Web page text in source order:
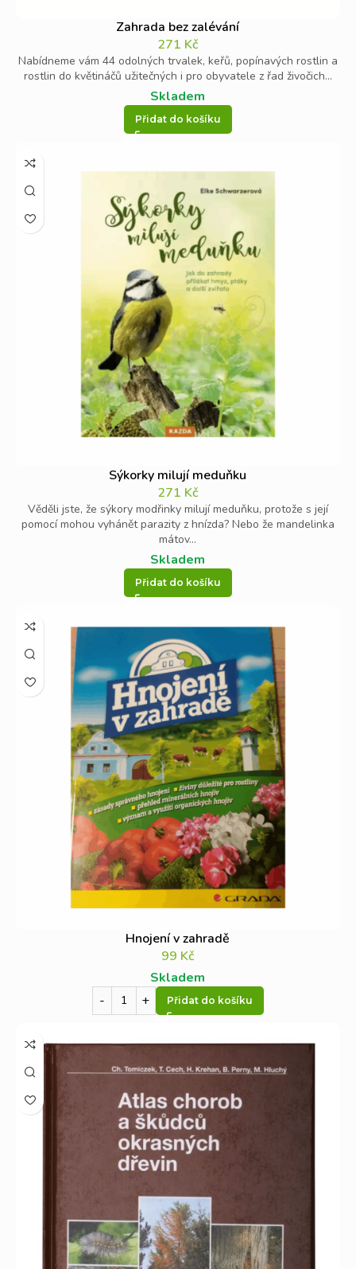
Zahrada bez zalévání
271 Kč
Nabídneme vám 44 odolných trvalek, keřů, popínavých rostlin a
­rostlin do květináčů užitečných i ­pro obyvatele z ­řad živočich...
Skladem
Přidat do košíku
Sýkorky milují meduňku
271 Kč
Věděli jste, že sýkory modřinky milují meduňku, protože s její
pomocí mohou vyhánět parazity z hnízda? Nebo že mandelinka
mátov...
Skladem
Přidat do košíku
Hnojení v zahradě
99 Kč
Skladem
Přidat do košíku